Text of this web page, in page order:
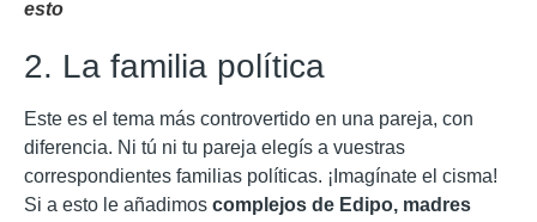
esto
2. La familia política
Este es el tema más controvertido en una pareja, con
diferencia. Ni tú ni tu pareja elegís a vuestras
correspondientes familias políticas. ¡Imagínate el cisma!
Si a esto le añadimos complejos de Edipo, madres